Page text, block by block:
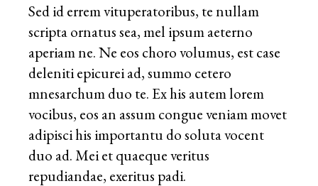
Sed id errem vituperatoribus, te nullam
scripta ornatus sea, mel ipsum aeterno
aperiam ne. Ne eos choro volumus, est case
deleniti epicurei ad, summo cetero
mnesarchum duo te. Ex his autem lorem
vocibus, eos an assum congue veniam movet
adipisci his importantu do soluta vocent
duo ad. Mei et quaeque veritus
repudiandae, exeritus padi.